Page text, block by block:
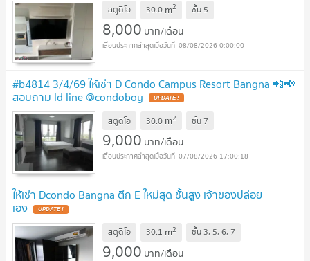
สตูดิโอ 30.0 m2 ชั้น 5
8,000 บาท/เดือน
08/08/2026 0:00:00
#b4814 3/4/69 ให้เช่า D Condo Campus Resort Bangna 📲📢
สอบถาม ld line @condoboy
สตูดิโอ 30.0 m2 ชั้น 7
9,000 บาท/เดือน
07/08/2026 17:00:18
ให้เช่า Dcondo Bangna ตึก E ใหม่สุด ชั้นสูง เจ้าของปล่อย
เอง
สตูดิโอ 30.1 m2 ชั้น 3, 5, 6, 7
9,000 บาท/เดือน